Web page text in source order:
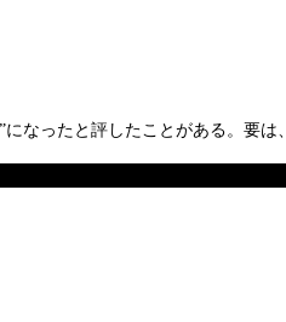
なったと評したことがある。要